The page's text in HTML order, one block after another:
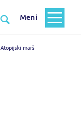
Atopijski marš